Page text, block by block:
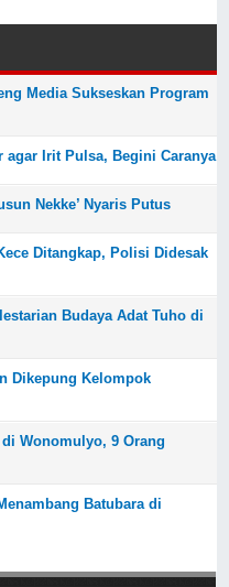
Media Sukseskan Program
agar Irit Pulsa, Begini Caranya
Nekke’ Nyaris Putus
Ditangkap, Polisi Didesak
Budaya Adat Tuho di
Dikepung Kelompok
Wonomulyo, 9 Orang
Batubara di